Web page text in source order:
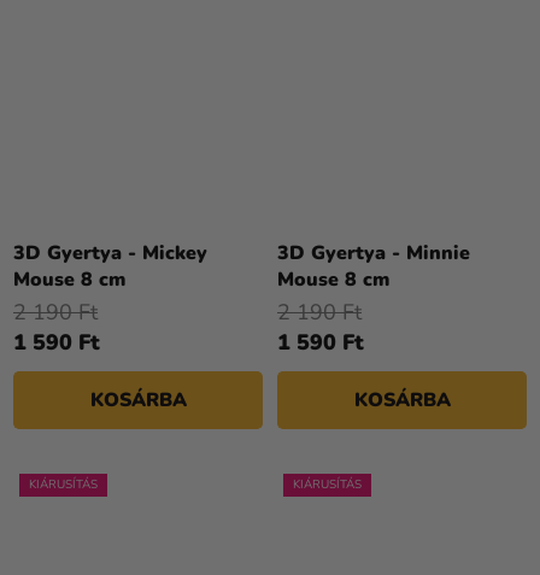
3D Gyertya - Mickey
Mouse 8 cm
1 590 Ft
2 190 Ft
KOSÁRBA
3D Gyertya - Minnie
Mouse 8 cm
1 590 Ft
2 190 Ft
KOSÁRBA
KIÁRUSÍTÁS KIÁRUSÍTÁS